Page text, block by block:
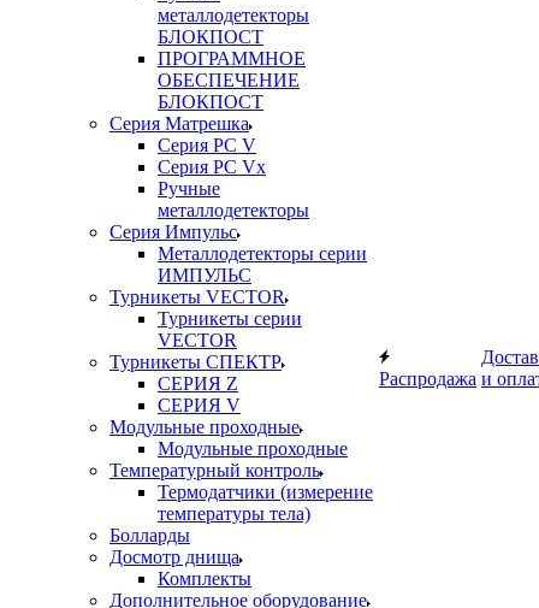
металлодетекторы
БЛОКПОСТ
ПРОГРАММНОЕ
ОБЕСПЕЧЕНИЕ
БЛОКПОСТ
Серия Матрешка
Серия PC V
Серия PC Vx
Ручные
металлодетекторы
Серия Импульс
Металлодетекторы серии
ИМПУЛЬС
Турникеты VECTOR
Турникеты серии
VECTOR
Турникеты СПЕКТР
СЕРИЯ Z
СЕРИЯ V
Модульные проходные
Модульные проходные
Температурный контроль
Термодатчики (измерение
температуры тела)
Болларды
Досмотр днища
Комплекты
Дополнительное оборудование
Распродажа и